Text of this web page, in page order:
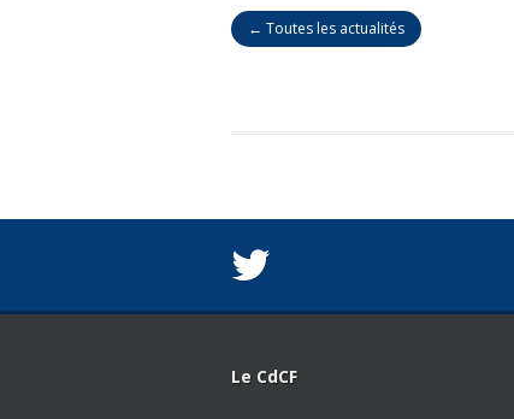
← Toutes les actualités
Le CdCF